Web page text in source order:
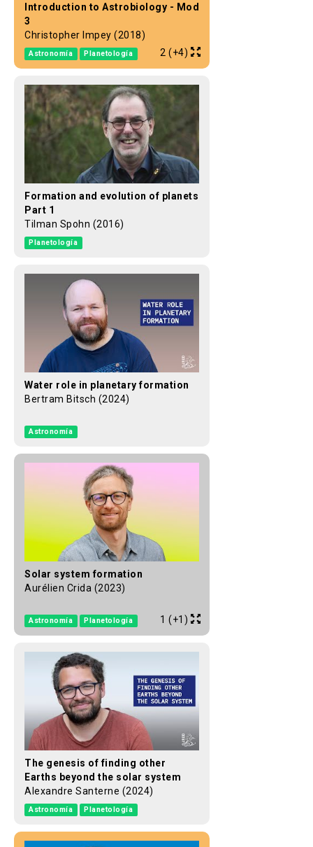
Introduction to Astrobiology - Mod
3
Christopher Impey (2018)
Astronomía Planetología 2 (+4)
Formation and evolution of planets
Part 1
Tilman Spohn (2016)
Planetología
Water role in planetary formation
Bertram Bitsch (2024)
Astronomía
Solar system formation
Aurélien Crida (2023)
Astronomía Planetología 1 (+1)
The genesis of finding other
Earths beyond the solar system
Alexandre Santerne (2024)
Astronomía Planetología